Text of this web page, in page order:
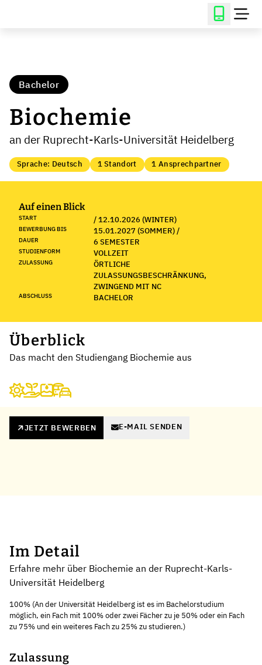
Bachelor
Biochemie
an der Ruprecht-Karls-Universität Heidelberg
Sprache: Deutsch 1 Standort 1 Ansprechpartner
Auf einen Blick
START / 12.10.2026 (WINTER)
BEWERBUNG BIS 15.01.2027 (SOMMER) /
DAUER 6 SEMESTER
STUDIENFORM VOLLZEIT
ZULASSUNG
ÖRTLICHE
ZULASSUNGSBESCHRÄNKUNG,
ZWINGEND MIT NC
ABSCHLUSS BACHELOR
Überblick
Das macht den Studiengang Biochemie aus
JETZT BEWERBEN E-MAIL SENDEN
Im Detail
Erfahre mehr über Biochemie an der Ruprecht-Karls-
Universität Heidelberg
100% (An der Universität Heidelberg ist es im Bachelorstudium
möglich, ein Fach mit 100% oder zwei Fächer zu je 50% oder ein Fach
zu 75% und ein weiteres Fach zu 25% zu studieren.)
Zulassung